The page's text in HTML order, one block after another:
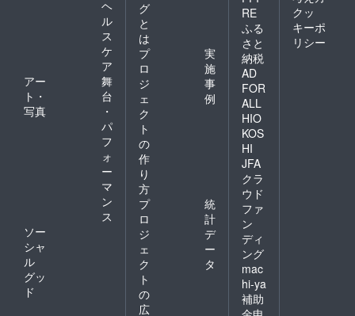
100文字
以内）
※リクエ
ストの
お礼ボ
イスで
す。 お
名前の
（イラ
スト担
当：c.
ぱふぇ
■山田
じぇみ
子様サ
イン入
管様）
■感謝状
（お名
ヘ
ル
ス
ケ
ア
アー
ト・
写真
舞
台
・
パ
フ
ォ
ー
マ
ン
ス
ソー
シャ
ル
グッ
ド
グ
と
は
プ
ロ
ジ
ェ
ク
ト
の
作
り
方
実
施
事
例
プ
ロ
ジ
ェ
ク
ト
の
広
統
計
デ
ー
タ
RE
ふる
さと
納税
AD
FOR
ALL
HIO
KOS
HI
JFA
クラ
ウド
ファ
ン
ディ
ング
mac
hi-ya
補助
クッ
キーポ
リシー